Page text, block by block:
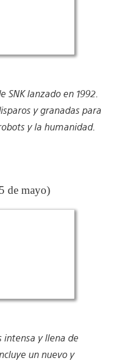
SNK lanzado en 1992.
y granadas para
y la humanidad.
de mayo)
intensa y llena de
un nuevo y